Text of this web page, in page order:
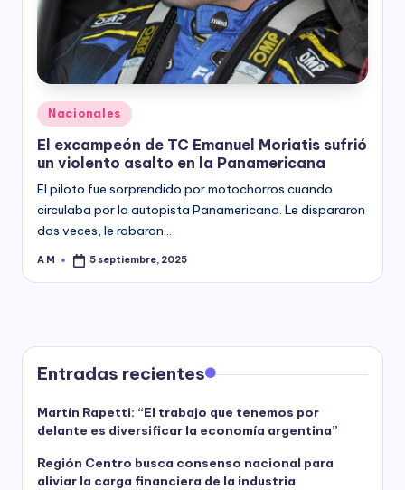
y
Posted
in
Nacionales
El excampeón de TC Emanuel Moriatis sufrió
un violento asalto en la Panamericana
El piloto fue sorprendido por motochorros cuando
circulaba por la autopista Panamericana. Le dispararon
dos veces, le robaron…
Posted
A M 5 septiembre, 2025
Entradas recientes
Martín Rapetti: “El trabajo que tenemos por
delante es diversificar la economía argentina”
Región Centro busca consenso nacional para
aliviar la carga financiera de la industria